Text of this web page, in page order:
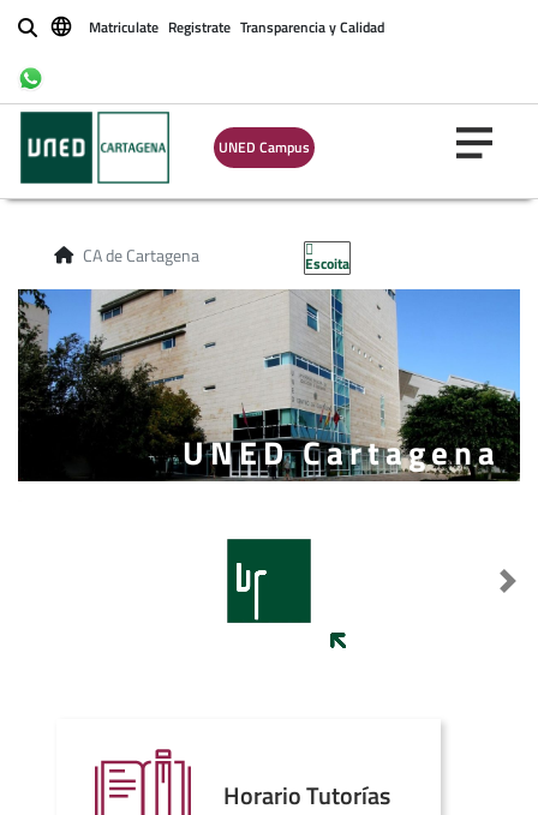
BuscarMatriculate Registrate Transparencia y Calidad
UNED Campus
CA de Cartagena Escoita
UNED Cartagena
Horario Tutorías